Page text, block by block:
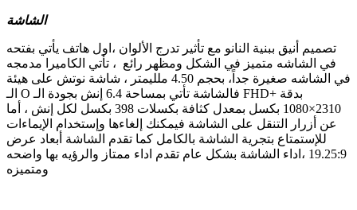
الشاشة
تصميم أنيق ببنية النانو مع تأثير تدرج الألوان ،اول هاتف يأتي بفتحه
في الشاشه متميز في الشكل ومظهر رائع ، تأتي الكاميرا مدمجه
في الشاشه صغيرة جداً، بحجم 4.50 ملليمتر ، شاشة نوتش على هيئة
الـ O فالشاشة تأتي بمساحة 6.4 إنش بجودة الـ FHD+ بدقة
2310×1080 بكسل بمعدل كثافة بكسلات 398 بكسل لكل إنش ، أما
عن أزرار التنقل على الشاشة فيمكنك إلغاءها وإستخدام الإيماءات
للإستمتاع بتجرية الشاشة بالكامل كما تقدم الشاشة أبعاد عرض
19.25:9 ،اداء الشاشة بشكل عام تقدم اداء ممتاز والرؤيه بها واضحه